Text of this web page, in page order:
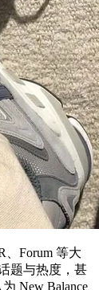
Forum 等大
题与热度，甚
New Balance